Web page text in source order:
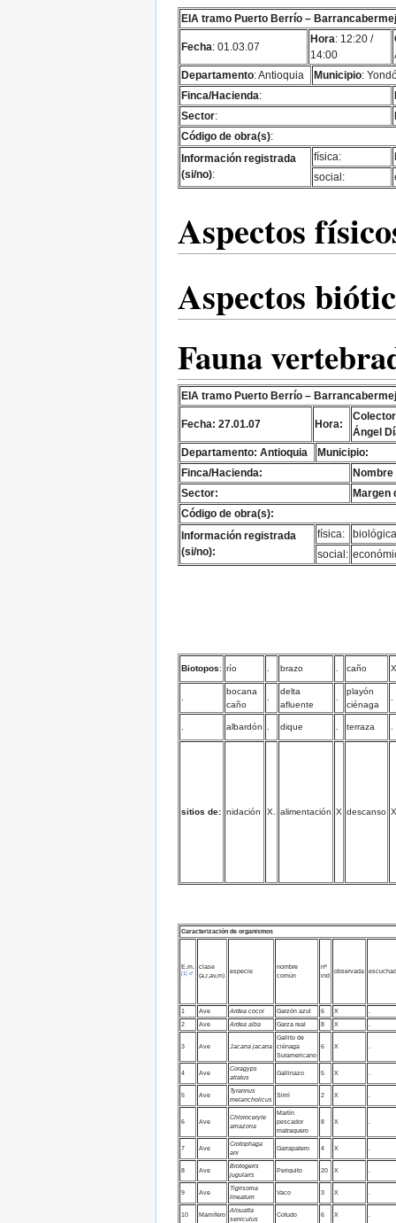
EIA tramo Puerto Berrío –
Fecha: 01.03.07
Hora: 12:20 /
14:00
Departamento: Antioquia Municipio:
Finca/Hacienda:
Sector:
Código de obra(s):
Información registrada
(si/no):
física:
social:
Aspectos
Aspectos
Fauna
EIA tramo Puerto Berrío –
Fecha: 27.01.07 Hora:
Ángel
Departamento: Antioquia
Municipio:
Finca/Hacienda:
Nombre
Sector:
Margen
Código de obra(s):
Información registrada
(si/no):
física:
social:
Biotopos: río brazo caño X
bocana
caño
delta
afluente
playón
ciénaga
albardón dique terraza
sitios de: nidación X. alimentación X descanso X
Caracterización de organismos
E.m.
[1]
clase
(a,r,av,m)
especie
nombre
común
nº
ind
observada
1 Ave Ardea cocoi Garzón azul 6 X
2 Ave Ardea alba Garza real 8 X
3 Ave Jacana jacana
Gallito de
ciénaga
Suramericano
6 X
4 Ave
Coragyps
atratus
Gallinazo 5 X
5 Ave
Tyrannus
melancholicus
Sirirí 2 X
6 Ave
Chloroceryle
amazona
Martín
pescador
matraquero
8 X
7 Ave
Crotophaga
ani
Garrapatero 4 X
8 Ave
Brotogeris
jugularis
Periquito 20 X
9 Ave
Tigrisoma
lineatum
Vaco 3 X
10 Mamífero
Alouatta
seniculus
Cotudo 6 X